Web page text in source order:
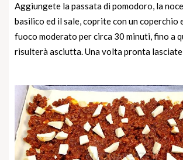
Aggiungete la passata di pomodoro, la
basilico ed il sale, coprite con un coperchio
fuoco moderato per circa 30 minuti, fino a
risulterà asciutta. Una volta pronta